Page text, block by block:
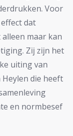
Voor
effect dat
maar kan
Zij zijn het
uiting van
die heeft
en normbesef